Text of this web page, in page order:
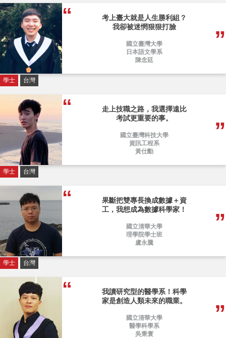
考上臺大就是人生勝利組？
我卻被迷惘狠狠打臉
國立臺灣大學
日本語文學系
陳念廷
學士 台灣
走上技職之路，我選擇遠比
考試更重要的事。
國立臺灣科技大學
資訊工程系
黃仕勳
學士 台灣
果斷把雙專長換成數據＋資
工，我想成為數據科學家！
國立清華大學
理學院學士班
盧永騰
學士 台灣
我讀研究型的醫學系！科學
家是創造人類未來的職業。
國立清華大學
醫學科學系
吳秉寰